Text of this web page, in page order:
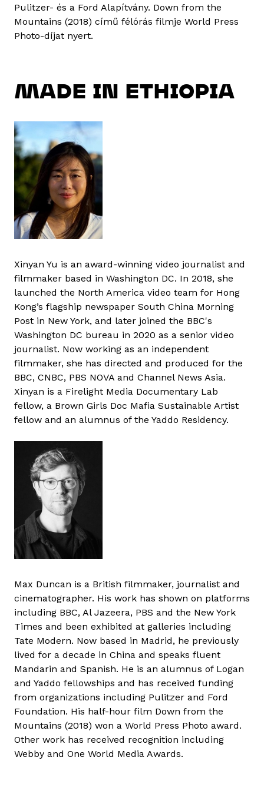
Pulitzer- és a Ford Alapítvány. Down from the
Mountains (2018) című félórás filmje World Press
Photo-díjat nyert.
MADE IN ETHIOPIA
Xinyan Yu is an award-winning video journalist and
filmmaker based in Washington DC. In 2018, she
launched the North America video team for Hong
Kong’s flagship newspaper South China Morning
Post in New York, and later joined the BBC's
Washington DC bureau in 2020 as a senior video
journalist. Now working as an independent
filmmaker, she has directed and produced for the
BBC, CNBC, PBS NOVA and Channel News Asia.
Xinyan is a Firelight Media Documentary Lab
fellow, a Brown Girls Doc Mafia Sustainable Artist
fellow and an alumnus of the Yaddo Residency.
Max Duncan is a British filmmaker, journalist and
cinematographer. His work has shown on platforms
including BBC, Al Jazeera, PBS and the New York
Times and been exhibited at galleries including
Tate Modern. Now based in Madrid, he previously
lived for a decade in China and speaks fluent
Mandarin and Spanish. He is an alumnus of Logan
and Yaddo fellowships and has received funding
from organizations including Pulitzer and Ford
Foundation. His half-hour film Down from the
Mountains (2018) won a World Press Photo award.
Other work has received recognition including
Webby and One World Media Awards.